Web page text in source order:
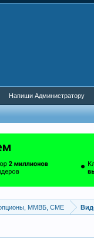
ММВБ, CME
Напиши Администратору